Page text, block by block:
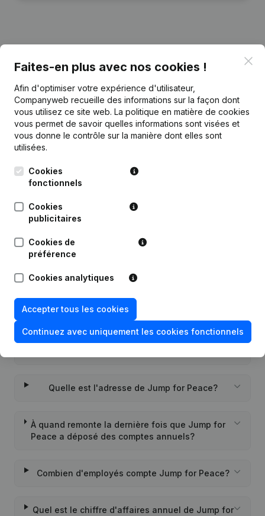
Date Publication
24-01-2017
Rubrique Constitution (Nouvelle
Personne Morale, Ouverture
Succursale, etc...)(NL)
Questions fréquemment posées
Quel est le numéro d'entreprise de Jump for
Peace?
Quand la société Jump for Peace a-t-elle été
Quelle est l'adresse de Jump for Peace?
À quand remonte la dernière fois que Jump for
Peace a déposé des comptes annuels?
Combien d'employés compte Jump for Peace?
Quel est le chiffre d'affaires annuel de Jump for
Faites-en plus avec nos cookies !
Afin d'optimiser votre expérience d'utilisateur,
Companyweb recueille des informations sur la façon dont
vous utilisez ce site web. La politique en matière de cookies
vous permet de savoir quelles informations sont visées et
vous donne le contrôle sur la manière dont elles sont
utilisées.
Cookies
fonctionnels
Cookies
publicitaires
Cookies de
préférence
Cookies analytiques
Accepter tous les cookies
Continuez avec uniquement les cookies fonctionnels